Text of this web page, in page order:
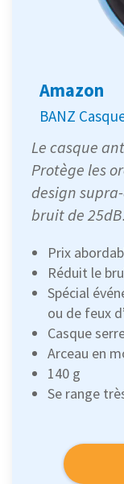
Amazon
BANZ
Le casque
Protège les
design
bruit de 25dB.
Prix
Réduit le
Spécial
ou de feux
Casque
Arceau en
140 g
Se range